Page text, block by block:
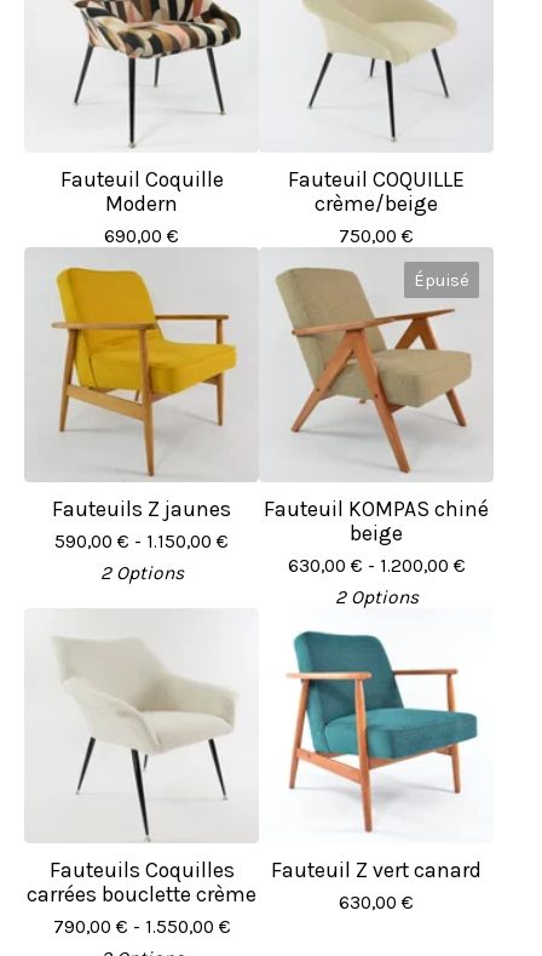
Fauteuil Coquille
Modern
690,00 €
Fauteuil COQUILLE
crème/beige
750,00 €
Fauteuils Z jaunes
590,00 € - 1.150,00 €
2 Options
Épuisé
Fauteuil KOMPAS chiné
beige
630,00 € - 1.200,00 €
2 Options
Fauteuils Coquilles
carrées bouclette crème
790,00 € - 1.550,00 €
Fauteuil Z vert canard
630,00 €